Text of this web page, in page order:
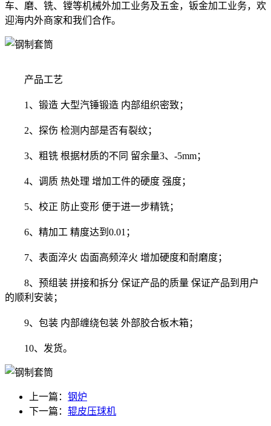
车、磨、铣、镗等机械外加工业务及五金，钣金加工业务，欢
迎海内外商家和我们合作。
产品工艺
1、锻造 大型汽锤锻造 内部组织密致；
2、探伤 检测内部是否有裂纹；
3、粗铣 根据材质的不同 留余量3、-5mm；
4、调质 热处理 增加工件的硬度 强度；
5、校正 防止变形 便于进一步精铣；
6、精加工 精度达到0.01；
7、表面淬火 齿面高频淬火 增加硬度和耐磨度；
8、预组装 拼接和拆分 保证产品的质量 保证产品到用户
的顺利安装；
9、包装 内部缠绕包装 外部胶合板木箱；
10、发货。
上一篇： 钢炉
下一篇： 辊皮压球机